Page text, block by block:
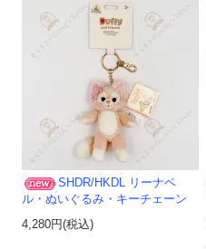
SHDR/HKDL リーナベ
ル・ぬいぐるみ・キーチェーン
4,280円(税込)